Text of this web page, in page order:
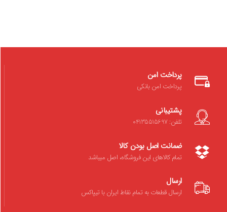
پرداخت امن
پرداخت امن بانکی
پشتیبانی
تلفن: 04135515697
ضمانت اصل بودن کالا
تمام کالاهای این فروشگاه، اصل میباشد
ارسال
ارسال قطعات به تمام نقاط ایران با تیپاکس